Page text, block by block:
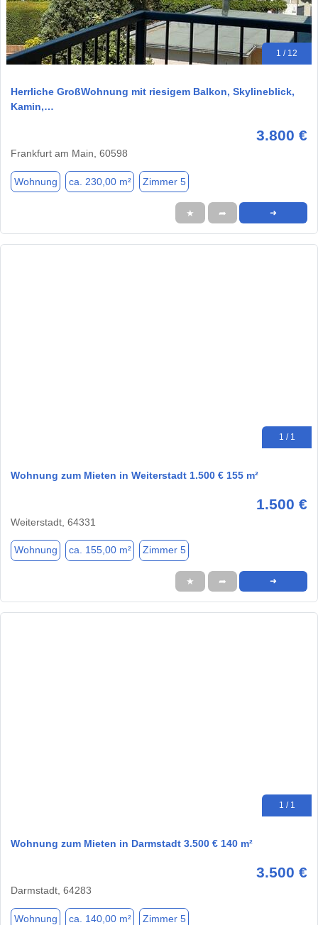
1 / 12
Herrliche GroßWohnung mit riesigem Balkon, Skylineblick,
Kamin,…
3.800 €
Frankfurt am Main, 60598
Wohnung ca. 230,00 m² Zimmer 5
★ ➦ ➜
1 / 1
Wohnung zum Mieten in Weiterstadt 1.500 € 155 m²
1.500 €
Weiterstadt, 64331
Wohnung ca. 155,00 m² Zimmer 5
★ ➦ ➜
1 / 1
Wohnung zum Mieten in Darmstadt 3.500 € 140 m²
3.500 €
Darmstadt, 64283
Wohnung ca. 140,00 m² Zimmer 5